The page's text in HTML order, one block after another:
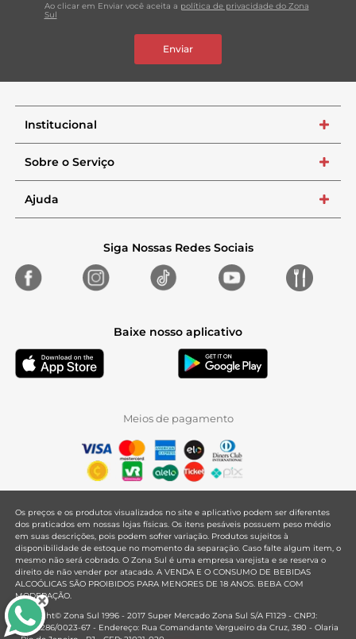
Ao clicar em Enviar você aceita a política de privacidade do Zona
Sul
Enviar
Institucional +
Sobre o Serviço +
Ajuda +
Siga Nossas Redes Sociais
Baixe nosso aplicativo
Meios de pagamento
Os preços e os produtos visualizados no site e aplicativo podem ser diferentes
dos praticados em nossas lojas físicas. Os itens pesáveis possuem peso médio
em suas descrições, pois podem sofrer variação. Produtos sujeitos à
disponibilidade de estoque no momento da separação. Caso falte algum item, o
mesmo não será cobrado. O Zona Sul é uma empresa varejista e se reserva o
direito de não vender por atacado. A VENDA E O CONSUMO DE BEBIDAS
ALCOÓLICAS SÃO PROIBIDOS PARA MENORES DE 18 ANOS. BEBA COM
MODERAÇÃO.
Copyright© Zona Sul 1996 - 2017 Super Mercado Zona Sul S/A F1129 - CNPJ:
33.381.286/0023-67 - Endereço: Rua Comandante Vergueiro da Cruz, 380 - Olaria